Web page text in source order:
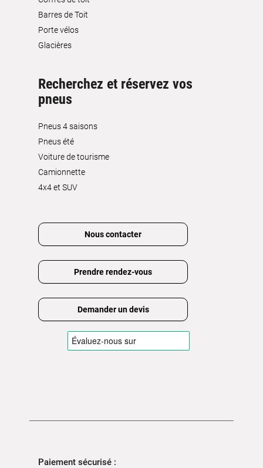
Barres de Toit
Porte vélos
Glacières
Recherchez et réservez vos
pneus
Pneus 4 saisons
Pneus été
Voiture de tourisme
Camionnette
4x4 et SUV
Nous contacter
Prendre rendez-vous
Demander un devis
Paiement sécurisé :